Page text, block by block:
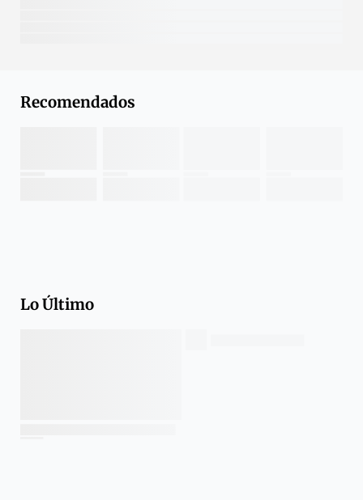
Recomendados
Lo Último